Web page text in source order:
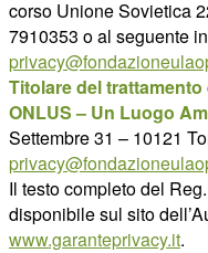
corso Unione Sovietica
7910353 o al seguente
Titolare del trattamento
ONLUS – Un Luogo
Settembre 31 – 10121
Il testo completo del
disponibile sul sito
www.garanteprivacy.it.